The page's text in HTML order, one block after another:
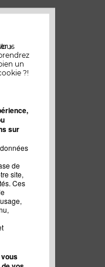
un
?!
sur
de
site,
Ces
>